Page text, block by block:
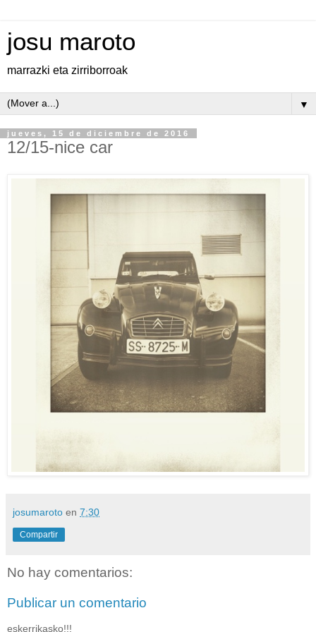
josu maroto
marrazki eta zirriborroak
▼
jueves, 15 de diciembre de 2016
12/15-nice car
josumaroto en 7:30
Compartir
No hay comentarios:
Publicar un comentario
eskerrikasko!!!